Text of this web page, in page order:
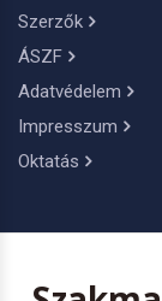
Szerzők
ÁSZF
Adatvédelem
Impresszum
Oktatás